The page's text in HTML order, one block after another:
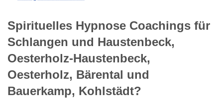
Spirituelles Hypnose Coachings für
Schlangen und Haustenbeck,
Oesterholz-Haustenbeck,
Oesterholz, Bärental und
Bauerkamp, Kohlstädt?